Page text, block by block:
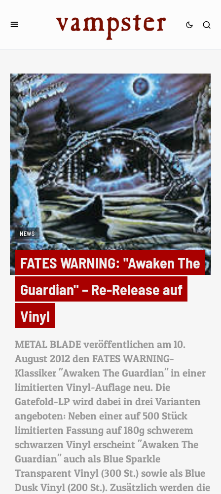
NEWS
FATES WARNING: "Awaken The
Guardian" – Re-Release auf
Vinyl
METAL BLADE veröffentlichen am 10.
August 2012 den FATES WARNING-
Klassiker "Awaken The Guardian" in einer
limitierten Vinyl-Auflage neu. Die
Gatefold-LP wird dabei in drei Varianten
angeboten: Neben einer auf 500 Stück
limitierten Fassung auf 180g schwerem
schwarzen Vinyl erscheint "Awaken The
Guardian" auch als Blue Sparkle
Transparent Vinyl (300 St.) sowie als Blue
Dusk Vinyl (200 St.). Zusätzlich werden die